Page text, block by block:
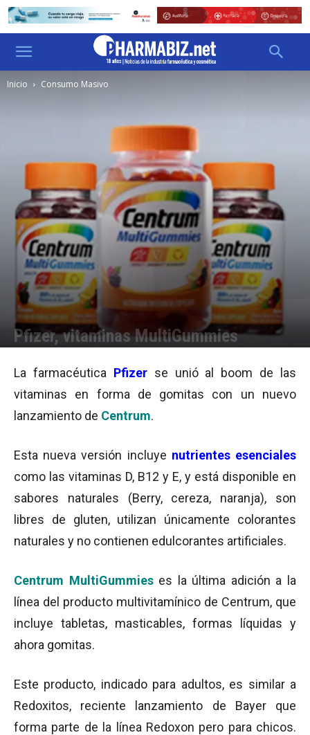
Inicio Consumo Masivo
Pfizer, vitaminas MultiGummies
La farmacéutica Pfizerse unió al boom de las
vitaminas en forma de gomitas con un nuevo
lanzamiento de Centrum.
Esta nueva versión incluye nutrientes esenciales
como las vitaminas D, B12 y E, y está disponible en
sabores naturales (Berry, cereza, naranja), son
libres de gluten, utilizan únicamente colorantes
naturales y no contienen edulcorantes artificiales.
Centrum MultiGummies es la última adición a la
línea del producto multivitamínico de Centrum, que
incluye tabletas, masticables, formas líquidas y
ahora gomitas.
Este producto, indicado para adultos, es similar a
Redoxitos, reciente lanzamiento de Bayer que
forma parte de la línea Redoxon pero para chicos.